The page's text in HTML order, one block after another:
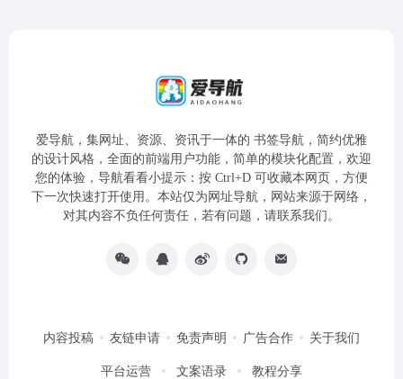
爱导航，集网址、资源、资讯于一体的 书签导航，简约优雅
的设计风格，全面的前端用户功能，简单的模块化配置，欢迎
您的体验，导航看看小提示：按 Ctrl+D 可收藏本网页，方便
下一次快速打开使用。本站仅为网址导航，网站来源于网络，
对其内容不负任何责任，若有问题，请联系我们。
内容投稿 友链申请 免责声明 广告合作 关于我们
平台运营 文案语录 教程分享